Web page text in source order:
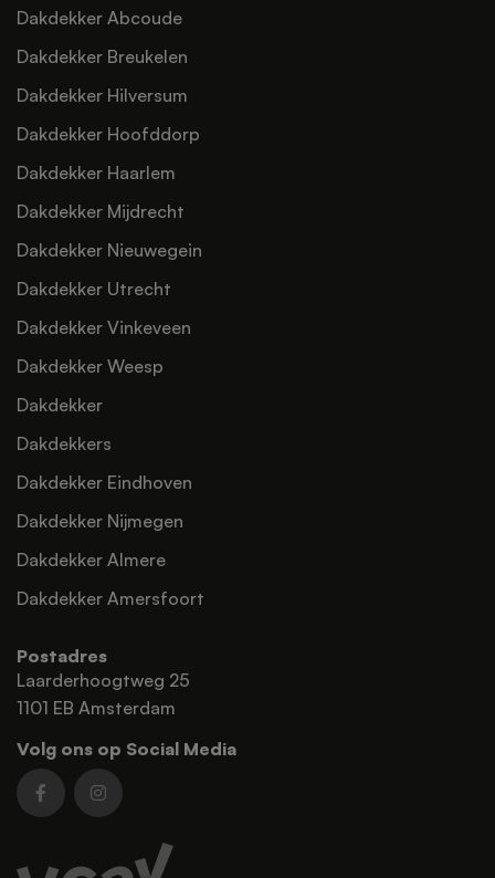
Postadres
Laarderhoogtweg 25
1101 EB Amsterdam
Volg ons op Social Media
Dakdekker Abcoude
Dakdekker Breukelen
Dakdekker Hilversum
Dakdekker Hoofddorp
Dakdekker Haarlem
Dakdekker Mijdrecht
Dakdekker Nieuwegein
Dakdekker Utrecht
Dakdekker Vinkeveen
Dakdekker Weesp
Dakdekker
Dakdekkers
Dakdekker Eindhoven
Dakdekker Nijmegen
Dakdekker Almere
Dakdekker Amersfoort